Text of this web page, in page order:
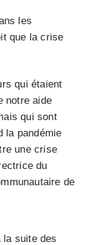
les
que la crise
qui étaient
notre aide
qui sont
la pandémie
une crise
du
de
la suite des